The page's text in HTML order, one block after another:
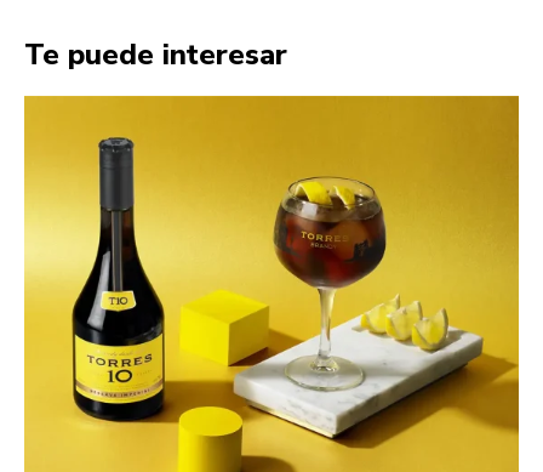
Te puede interesar